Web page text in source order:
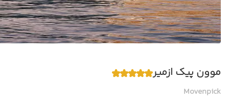
موون پیک ازمیر
Movenpick